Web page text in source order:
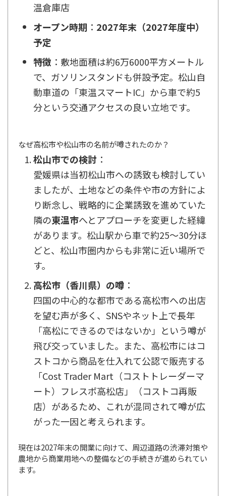
温倉庫店
オープン時期 ： 2027年末（2027年度中）
予定
特徴 ：敷地面積は約6万6000平方メートル
で、ガソリンスタンドも併設予定。松山自
動車道の「東温スマートIC」から車で約5
分という交通アクセスの良い立地です。
なぜ高松市や松山市の名前が噂されたのか？
松山市での検討 ：
愛媛県は当初松山市への誘致も検討してい
ましたが、土地などの条件や市の方針によ
り断念し、戦略的に企業誘致を進めていた
隣の東温市へとアプローチを変更した経緯
があります。松山駅から車で約25〜30分ほ
どと、松山市圏内からも非常に近い場所で
す。
高松市（香川県）の噂 ：
四国の中心的な都市である高松市への出店
を望む声が多く、SNSやネット上で長年
「高松にできるのではないか」という噂が
飛び交っていました。また、高松市にはコ
ストコから商品を仕入れて公認で販売する
「Cost Trader Mart（コストトレーダーマ
ート）フレスポ高松店」（コストコ再販
店）があるため、これが混同されて噂が広
がった一因と考えられます。
現在は2027年末の開業に向けて、周辺道路の渋滞対策や
農地から商業用地への整備などの手続きが進められてい
ます。